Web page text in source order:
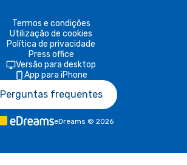
Termos e condições
Utilização de cookies
Política de privacidade
Press office
Versão para desktop
App para iPhone
Perguntas frequentes
eDreams © 2026